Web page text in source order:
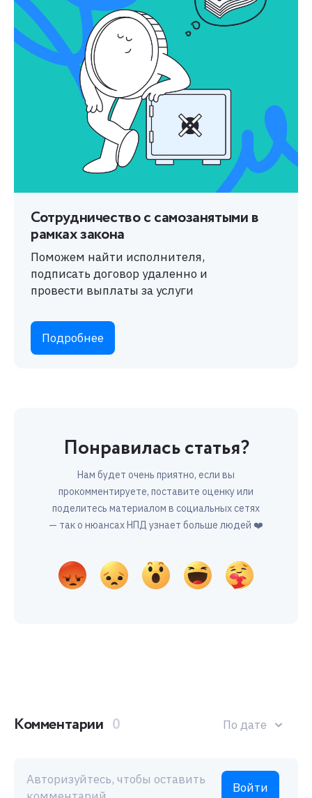
Сотрудничество с самозанятыми в
рамках закона
Поможем найти исполнителя,
подписать договор удаленно и
провести выплаты за услуги
Подробнее
Понравилась статья?
Нам будет очень приятно, если вы
прокомментируете, поставите оценку или
поделитесь материалом в социальных сетях
— так о нюансах НПД узнает больше людей ❤️
Комментарии 0 По дате
Авторизуйтесь, чтобы оставить
Войти